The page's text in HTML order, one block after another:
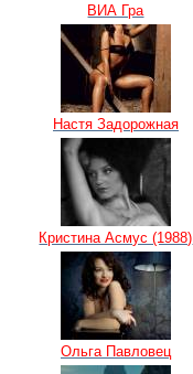
ВИА Гра
Настя Задорожная
Кристина Асмус (1988)
Ольга Павловец